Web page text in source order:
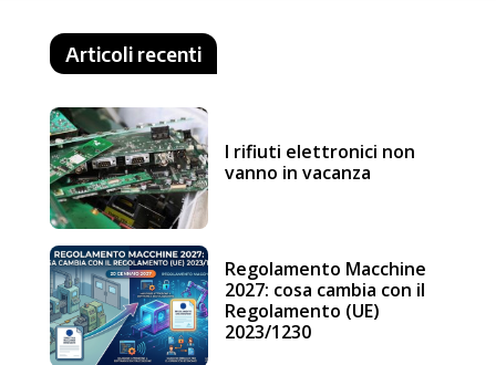
Articoli recenti
I rifiuti elettronici non
vanno in vacanza
Regolamento Macchine
2027: cosa cambia con il
Regolamento (UE)
2023/1230